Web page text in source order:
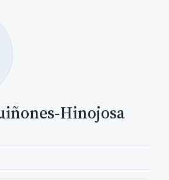
Hinojosa